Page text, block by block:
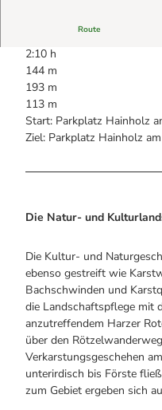
Noch lange nicht Schicht
Wanderführer Jörg
Informationen für
Kulinarik
Einkaufen
Webcams
Route
2:10 h
144 m
193 m
113 m
Start: Parkplatz Hainholz
Ziel: Parkplatz Hainholz
Die Natur- und
Die Kultur- und
ebenso gestreift wie
Bachschwinden und
die Landschaftspflege mit
anzutreffendem Harzer
über den
Verkarstungsgeschehen
unterirdisch bis Förste
zum Gebiet ergeben sich